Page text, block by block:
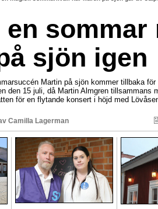
sommar
sjön igen
Martin på sjön kommer tillbaka
den 15 juli, då Martin Almgren tillsammans
för en flytande konsert i höjd med
Camilla Lagerman